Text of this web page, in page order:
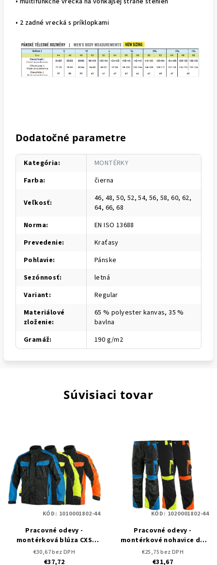
• 2 zadné vrecká s príklopkami
Dodatočné parametre
Kategória:
MONTÉRKY
Farba: čierna
Veľkosť:
46, 48, 50, 52, 54, 56, 58, 60, 62,
64, 66, 68
Norma:
EN ISO 13688
Prevedenie:
Kraťasy
Pohlavie:
Pánske
Sezónnosť:
letná
Variant:
Regular
Materiálové
zloženie:
65 % polyester kanvas, 35 %
bavlna
Gramáž: 190 g/m2
Súvisiaci tovar
Pracovné odevy -
montérková blúza CXS
SIRIUS BRIGHTON
€30,67 bez DPH
€37,72
KÓD: 1010001802-44
Pracovné odevy -
montérkové nohavice do
pása CXS SIRIUS BRIGHTON
€25,75 bez DPH
€31,67
KÓD: 1020001802-44